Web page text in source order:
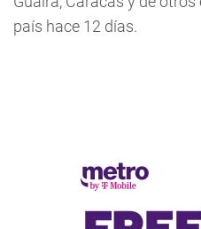
país hace 12 días.